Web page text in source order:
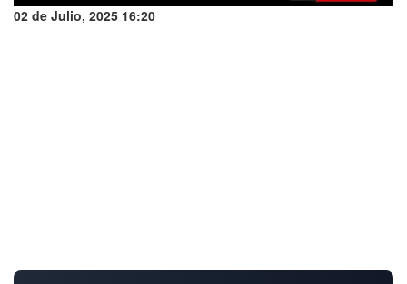
02 de Julio, 2025 16:20